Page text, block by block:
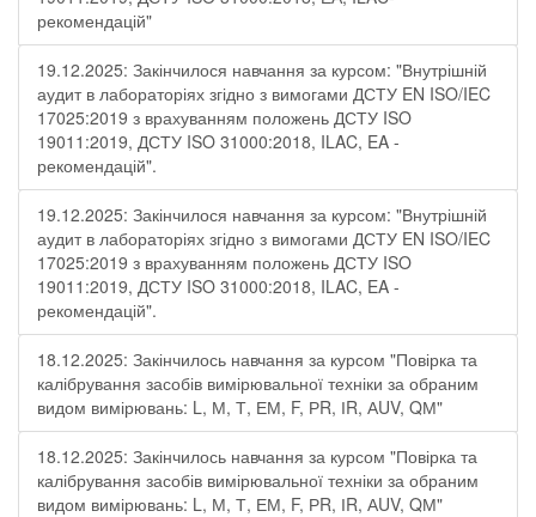
рекомендацій"
19.12.2025: Закінчилося навчання за курсом: "Внутрішній
аудит в лабораторіях згідно з вимогами ДСТУ EN ISO/IEC
17025:2019 з врахуванням положень ДСТУ ISO
19011:2019, ДСТУ ISO 31000:2018, ILAC, EA -
рекомендацій".
19.12.2025: Закінчилося навчання за курсом: "Внутрішній
аудит в лабораторіях згідно з вимогами ДСТУ EN ISO/IEC
17025:2019 з врахуванням положень ДСТУ ISO
19011:2019, ДСТУ ISO 31000:2018, ILAC, EA -
рекомендацій".
18.12.2025: Закінчилось навчання за курсом "Повірка та
калібрування засобів вимірювальної техніки за обраним
видом вимірювань: L, М, Т, ЕМ, F, РR, ІR, АUV, QМ"
18.12.2025: Закінчилось навчання за курсом "Повірка та
калібрування засобів вимірювальної техніки за обраним
видом вимірювань: L, М, Т, ЕМ, F, РR, ІR, АUV, QМ"